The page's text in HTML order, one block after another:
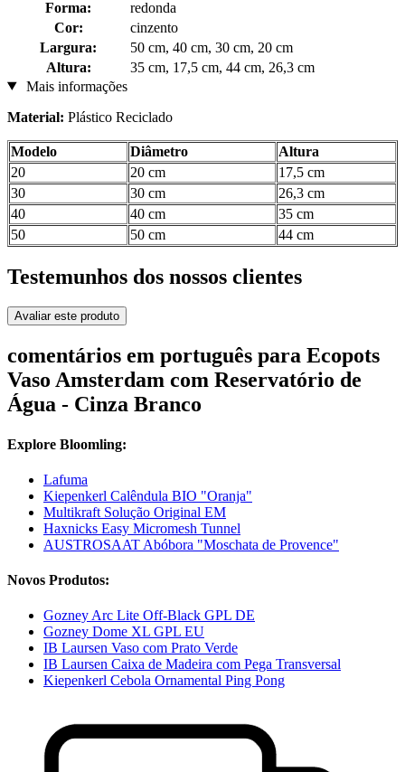
Forma:
redonda
Cor:
cinzento
Largura:
50 cm, 40 cm, 30 cm, 20 cm
Altura:
35 cm, 17,5 cm, 44 cm, 26,3 cm
Mais informações
Material: Plástico Reciclado
Modelo Diâmetro
Altura
20
20 cm
17,5 cm
30
30 cm
26,3 cm
40
40 cm
35 cm
50
50 cm 44 cm
Testemunhos dos nossos clientes
Avaliar este produto
comentários em português para Ecopots
Vaso Amsterdam com Reservatório de
Água - Cinza Branco
Explore Bloomling:
Lafuma
Kiepenkerl Calêndula BIO "Oranja"
Multikraft Solução Original EM
Haxnicks Easy Micromesh Tunnel
AUSTROSAAT Abóbora "Moschata de Provence"
Novos Produtos:
Gozney Arc Lite Off-Black GPL DE
Gozney Dome XL GPL EU
IB Laursen Vaso com Prato Verde
IB Laursen Caixa de Madeira com Pega Transversal
Kiepenkerl Cebola Ornamental Ping Pong